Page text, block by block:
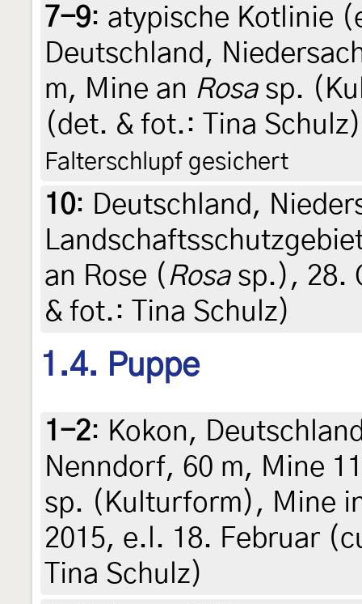
7-9: atypische Kotlinie
Deutschland,
m, Mine an Rosasp.
(det. & fot.: Tina
Falterschlupf gesichert
10: Deutschland,
an Rose ( Rosasp.), 28.
& fot.: Tina Schulz)
1.4. Puppe
1-2: Kokon,
Nenndorf, 60 m, Mine
sp. (Kulturform), Mine
2015, e.l. 18. Februar
Tina Schulz)